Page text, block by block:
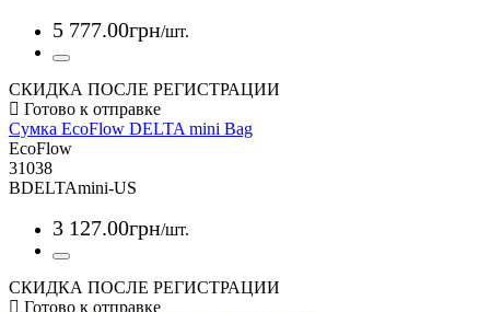
5 777.00грн/шт.
СКИДКА ПОСЛЕ РЕГИСТРАЦИИ
Сумка EcoFlow DELTA mini Bag
EcoFlow
31038
BDELTAmini-US
3 127.00грн/шт.
СКИДКА ПОСЛЕ РЕГИСТРАЦИИ